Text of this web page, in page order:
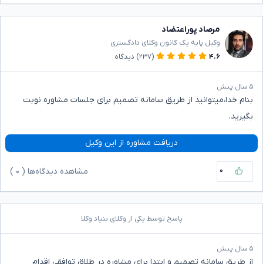
مرصاد پوراعتضاد
وکیل پایه یک کانون وکلای دادگستری
۴.۶
(۲۳۷) دیدگاه
۵ سال پیش
بنام خدا،میتوانید از طریق سامانه تصمیم برای جلسات مشاوره نوبت
بگیرید.
دریافت مشاوره از این وکیل
۰ مشاهده دیدگاه‌ها ( ۰
پاسخ توسط یکی از وکلای بنیاد وکلا
۵ سال پیش
از طریق سامانه تصمیم و ابتدا برای مشاوره در طلاق توافقی اقدام